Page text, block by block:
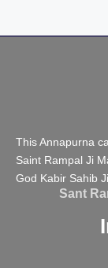
This Annapurna
Saint Rampal Ji
God Kabir Sahib
Sant